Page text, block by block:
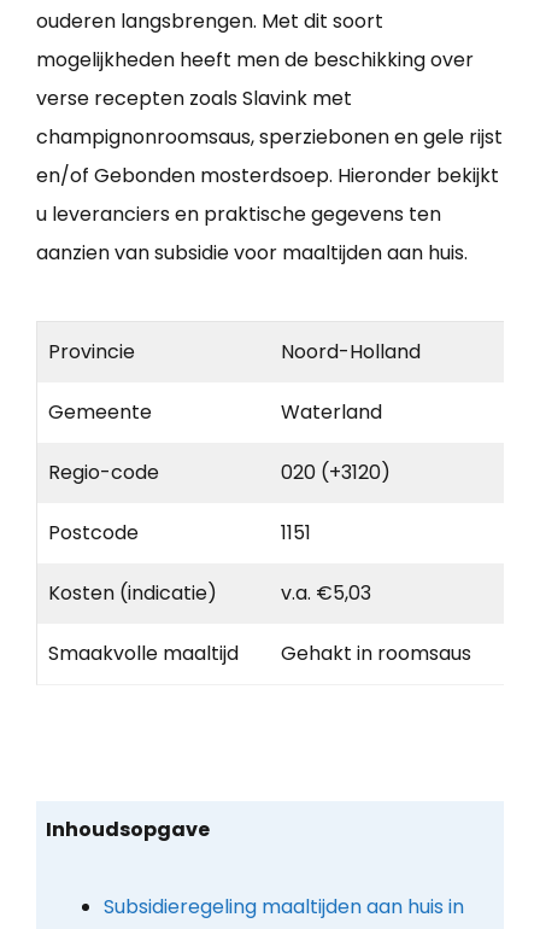
ouderen langsbrengen. Met dit soort
mogelijkheden heeft men de beschikking over
verse recepten zoals Slavink met
champignonroomsaus, sperziebonen en gele rijst
en/of Gebonden mosterdsoep. Hieronder bekijkt
u leveranciers en praktische gegevens ten
aanzien van subsidie voor maaltijden aan huis.
Provincie Noord-Holland
Gemeente Waterland
Regio-code 020 (+3120)
Postcode 1151
Kosten (indicatie) v.a. €5,03
Smaakvolle maaltijd Gehakt in roomsaus
Inhoudsopgave
Subsidieregeling maaltijden aan huis in